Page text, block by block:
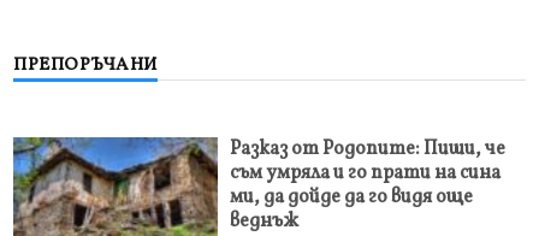
ПРЕПОРЪЧАНИ
Разказ от Родопите: Пиши, че
съм умряла и го прати на сина
ми, да дойде да го видя още
веднъж